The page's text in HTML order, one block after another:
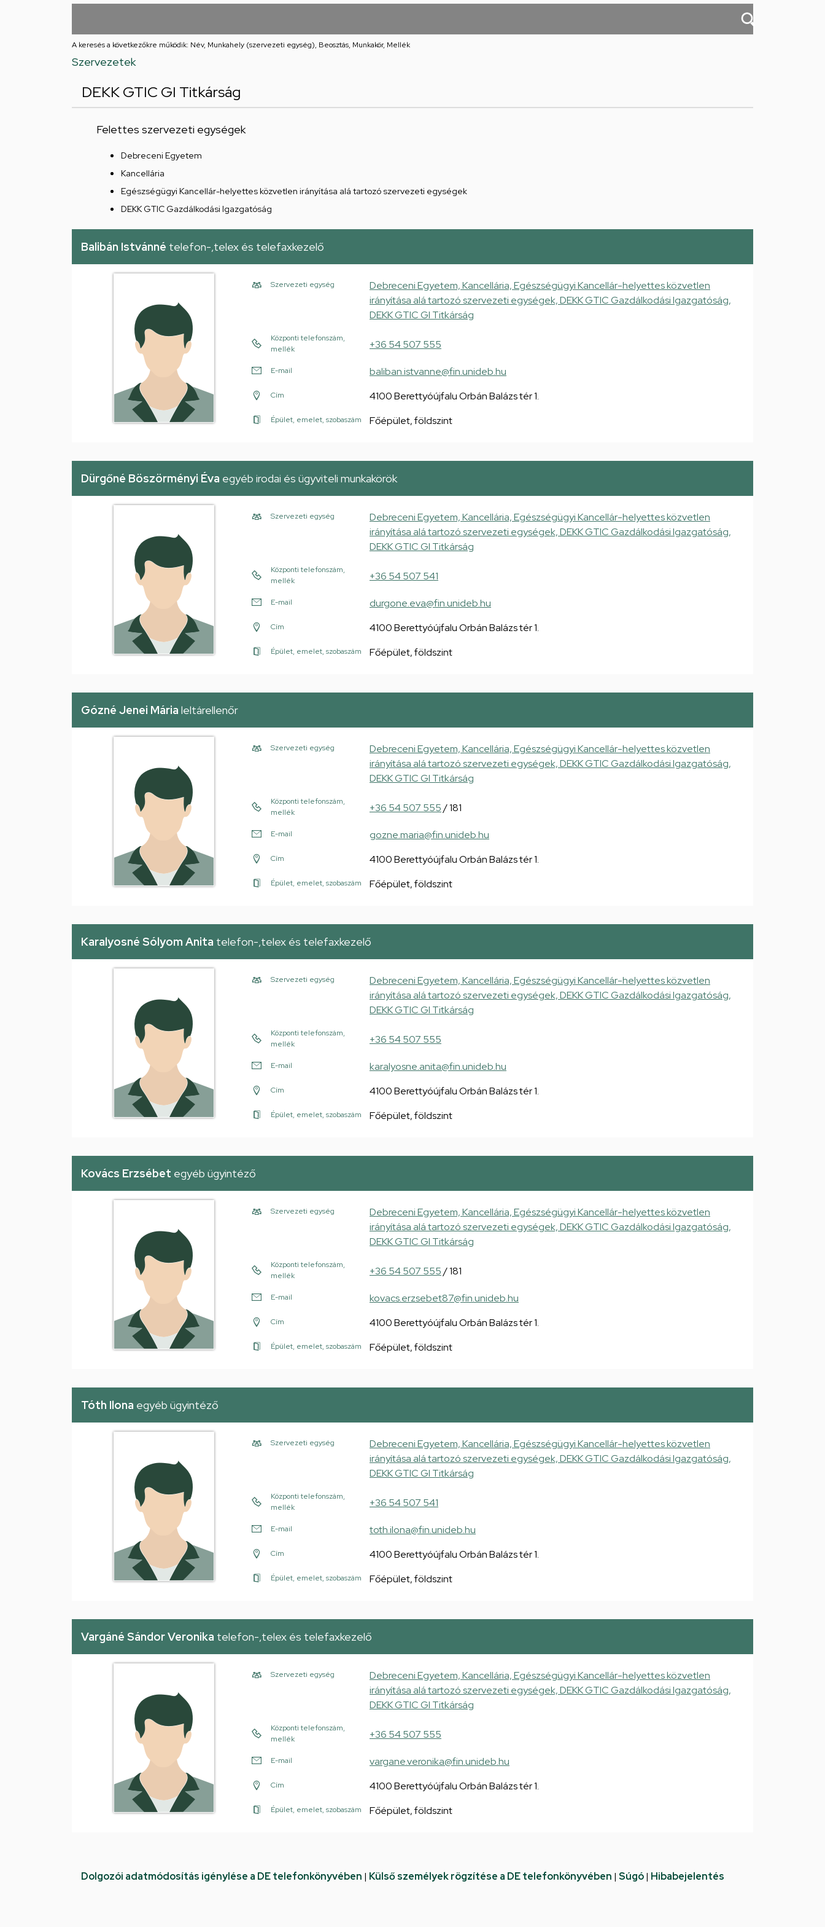
feladatellátási
A keresés a következőkre működik: Név, Munkahely (szervezeti egység), Beosztás, Munkakör, Mellék
Szervezetek
DEKK GTIC GI Titkárság
Felettes szervezeti egységek
Debreceni Egyetem
Kancellária
Egészségügyi Kancellár-helyettes közvetlen irányítása alá tartozó szervezeti egységek
DEKK GTIC Gazdálkodási Igazgatóság
Balibán Istvánné telefon-,telex és telefaxkezelő
Szervezeti egység
Debreceni Egyetem, Kancellária, Egészségügyi Kancellár-helyettes közvetlen
irányítása alá tartozó szervezeti egységek, DEKK GTIC Gazdálkodási Igazgatóság,
DEKK GTIC GI Titkárság
Központi telefonszám,
mellék
+36 54 507 555
E-mail baliban.istvanne@fin.unideb.hu
Cím 4100 Berettyóújfalu Orbán Balázs tér 1.
Épület, emelet, szobaszám Főépület, földszint
Dürgőné Böszörményi Éva egyéb irodai és ügyviteli munkakörök
Szervezeti egység
Debreceni Egyetem, Kancellária, Egészségügyi Kancellár-helyettes közvetlen
irányítása alá tartozó szervezeti egységek, DEKK GTIC Gazdálkodási Igazgatóság,
DEKK GTIC GI Titkárság
Központi telefonszám,
mellék
+36 54 507 541
E-mail durgone.eva@fin.unideb.hu
Cím 4100 Berettyóújfalu Orbán Balázs tér 1.
Épület, emelet, szobaszám Főépület, földszint
Gózné Jenei Mária leltárellenőr
Szervezeti egység
Debreceni Egyetem, Kancellária, Egészségügyi Kancellár-helyettes közvetlen
irányítása alá tartozó szervezeti egységek, DEKK GTIC Gazdálkodási Igazgatóság,
DEKK GTIC GI Titkárság
Központi telefonszám,
mellék
+36 54 507 555/ 181
E-mail gozne.maria@fin.unideb.hu
Cím 4100 Berettyóújfalu Orbán Balázs tér 1.
Épület, emelet, szobaszám Főépület, földszint
Karalyosné Sólyom Anita telefon-,telex és telefaxkezelő
Szervezeti egység
Debreceni Egyetem, Kancellária, Egészségügyi Kancellár-helyettes közvetlen
irányítása alá tartozó szervezeti egységek, DEKK GTIC Gazdálkodási Igazgatóság,
DEKK GTIC GI Titkárság
Központi telefonszám,
mellék
+36 54 507 555
E-mail karalyosne.anita@fin.unideb.hu
Cím 4100 Berettyóújfalu Orbán Balázs tér 1.
Épület, emelet, szobaszám Főépület, földszint
Kovács Erzsébet egyéb ügyintéző
Szervezeti egység
Debreceni Egyetem, Kancellária, Egészségügyi Kancellár-helyettes közvetlen
irányítása alá tartozó szervezeti egységek, DEKK GTIC Gazdálkodási Igazgatóság,
DEKK GTIC GI Titkárság
Központi telefonszám,
mellék
+36 54 507 555/ 181
E-mail kovacs.erzsebet87@fin.unideb.hu
Cím 4100 Berettyóújfalu Orbán Balázs tér 1.
Épület, emelet, szobaszám Főépület, földszint
Tóth Ilona egyéb ügyintéző
Szervezeti egység
Debreceni Egyetem, Kancellária, Egészségügyi Kancellár-helyettes közvetlen
irányítása alá tartozó szervezeti egységek, DEKK GTIC Gazdálkodási Igazgatóság,
DEKK GTIC GI Titkárság
Központi telefonszám,
mellék
+36 54 507 541
E-mail toth.ilona@fin.unideb.hu
Cím 4100 Berettyóújfalu Orbán Balázs tér 1.
Épület, emelet, szobaszám Főépület, földszint
Vargáné Sándor Veronika telefon-,telex és telefaxkezelő
Szervezeti egység
Debreceni Egyetem, Kancellária, Egészségügyi Kancellár-helyettes közvetlen
irányítása alá tartozó szervezeti egységek, DEKK GTIC Gazdálkodási Igazgatóság,
DEKK GTIC GI Titkárság
Központi telefonszám,
mellék
+36 54 507 555
E-mail vargane.veronika@fin.unideb.hu
Cím 4100 Berettyóújfalu Orbán Balázs tér 1.
Épület, emelet, szobaszám Főépület, földszint
Dolgozói adatmódosítás igénylése a DE telefonkönyvében | Külső személyek rögzítése a DE telefonkönyvében | Súgó| Hibabejelentés